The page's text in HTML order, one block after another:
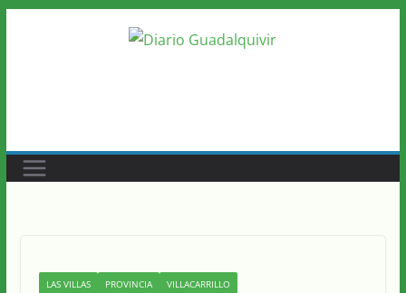
LAS VILLAS PROVINCIA VILLACARRILLO